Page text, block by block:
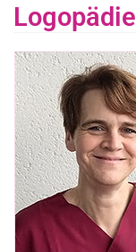
Logopädie